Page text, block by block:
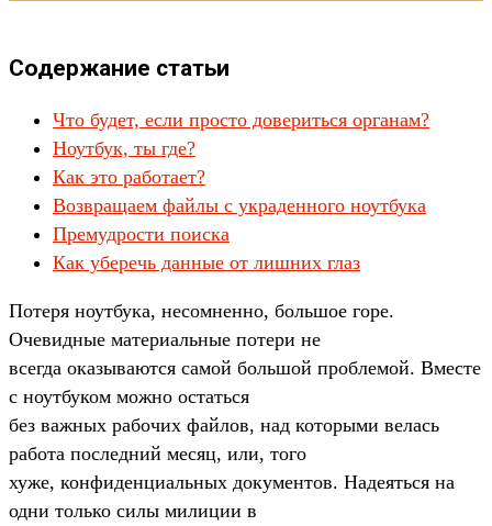
Содержание статьи
Что будет, если просто довериться органам?
Ноутбук, ты где?
Как это работает?
Возвращаем файлы с украденного ноутбука
Премудрости поиска
Как уберечь данные от лишних глаз
Потеря ноутбука, несомненно, большое горе.
Очевидные материальные потери не
всегда оказываются самой большой проблемой. Вместе
с ноутбуком можно остаться
без важных рабочих файлов, над которыми велась
работа последний месяц, или, того
хуже, конфиденциальных документов. Надеяться на
одни только силы милиции в